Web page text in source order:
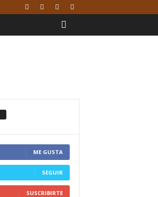
ME GUSTA
SEGUIR
SUSCRIBIRTE